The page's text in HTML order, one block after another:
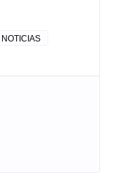
NOTICIAS